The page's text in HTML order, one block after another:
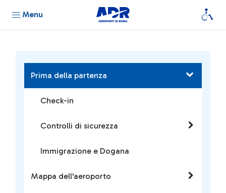
Menu
Prima della partenza
Check-in
Controlli di sicurezza
Immigrazione e Dogana
Mappa dell'aeroporto